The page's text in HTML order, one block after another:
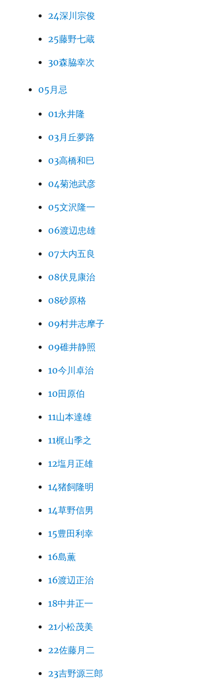
24深川宗俊
25藤野七蔵
30森脇幸次
05月忌
01永井隆
03月丘夢路
03高橋和巳
04菊池武彦
05文沢隆一
06渡辺忠雄
07大内五良
08伏見康治
08砂原格
09村井志摩子
09碓井静照
10今川卓治
10田原伯
11山本達雄
11梶山季之
12塩月正雄
14猪飼隆明
14草野信男
15豊田利幸
16島薫
16渡辺正治
18中井正一
21小松茂美
22佐藤月二
23吉野源三郎